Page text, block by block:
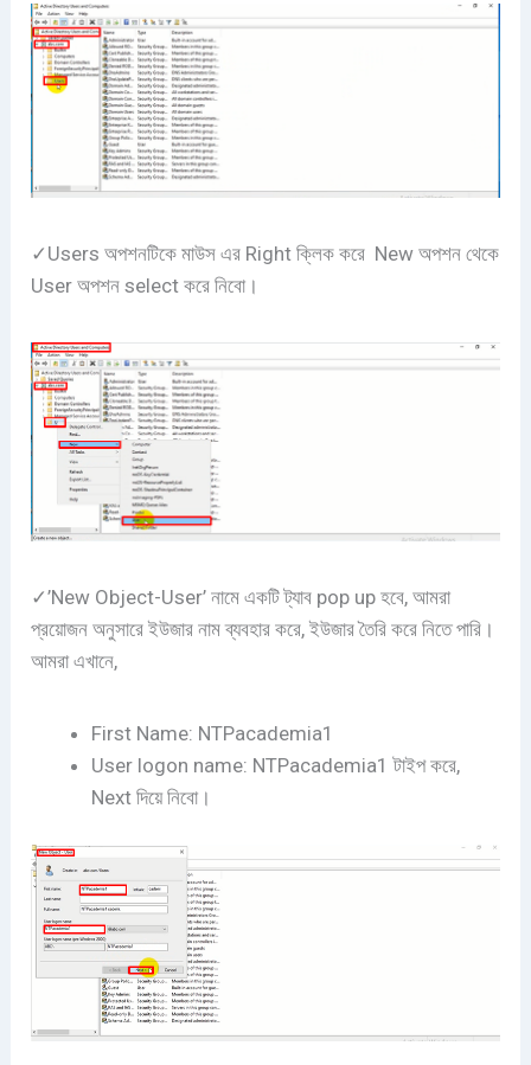
✓Users অপশনটিকে মাউস এর Right ক্লিক করে New অপশন থেকে
User অপশন select করে নিবো।
✓’New Object-User’ নামে একটি ট্যাব pop up হবে, আমরা
প্রয়োজন অনুসারে ইউজার নাম ব্যবহার করে, ইউজার তৈরি করে নিতে পারি।
আমরা এখানে,
First Name: NTPacademia1
User logon name: NTPacademia1 টাইপ করে,
Next দিয়ে নিবো।